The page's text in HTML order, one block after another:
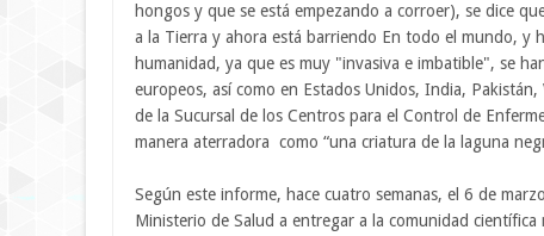
hongos y que se está empezando a corroer), se dice
a la Tierra y ahora está barriendo En todo el mundo, y
humanidad, ya que es muy "invasiva e imbatible", se
europeos, así como en Estados Unidos, India,
de la Sucursal de los Centros para el Control de
manera aterradora como “una criatura de la laguna
Según este informe, hace cuatro semanas, el 6 de
Ministerio de Salud a entregar a la comunidad